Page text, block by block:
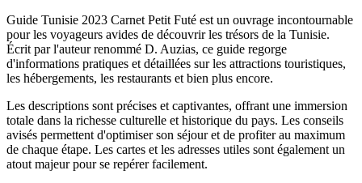
Guide Tunisie 2023 Carnet Petit Futé est un ouvrage incontournable
pour les voyageurs avides de découvrir les trésors de la Tunisie.
Écrit par l'auteur renommé D. Auzias, ce guide regorge
d'informations pratiques et détaillées sur les attractions touristiques,
les hébergements, les restaurants et bien plus encore.
Les descriptions sont précises et captivantes, offrant une immersion
totale dans la richesse culturelle et historique du pays. Les conseils
avisés permettent d'optimiser son séjour et de profiter au maximum
de chaque étape. Les cartes et les adresses utiles sont également un
atout majeur pour se repérer facilement.